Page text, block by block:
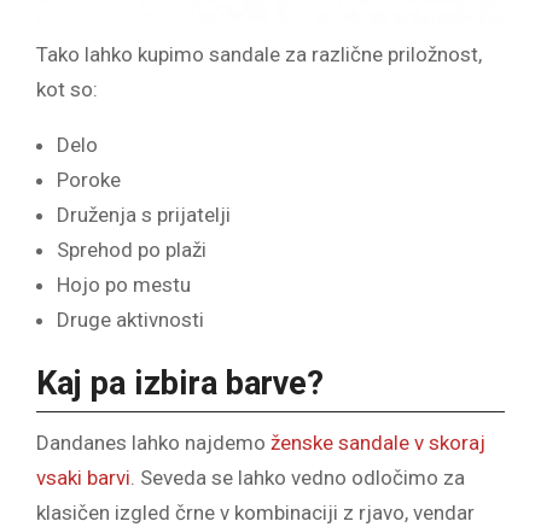
Tako lahko kupimo sandale za različne priložnost,
kot so:
Delo
Poroke
Druženja s prijatelji
Sprehod po plaži
Hojo po mestu
Druge aktivnosti
Kaj pa izbira barve?
Dandanes lahko najdemo ženske sandale v skoraj
vsaki barvi. Seveda se lahko vedno odločimo za
klasičen izgled črne v kombinaciji z rjavo, vendar